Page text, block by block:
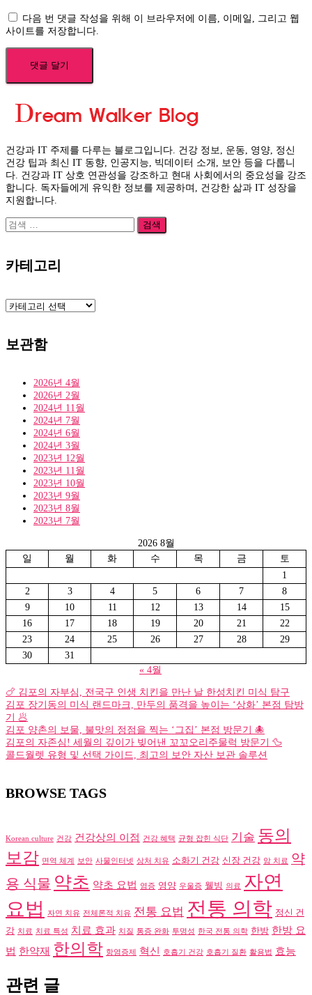
다음 번 댓글 작성을 위해 이 브라우저에 이름, 이메일, 그리고 웹
사이트를 저장합니다.
건강과 IT 주제를 다루는 블로그입니다. 건강 정보, 운동, 영양, 정신
건강 팁과 최신 IT 동향, 인공지능, 빅데이터 소개, 보안 등을 다룹니
다. 건강과 IT 상호 연관성을 강조하고 현대 사회에서의 중요성을 강조
합니다. 독자들에게 유익한 정보를 제공하며, 건강한 삶과 IT 성장을
지원합니다.
검
색:
카테고리
카
리
보관함
2026년 4월
2026년 2월
2024년 11월
2024년 7월
2024년 6월
2024년 3월
2023년 12월
2023년 11월
2023년 10월
2023년 9월
2023년 8월
2023년 7월
2026 8월
일
월 화 수 목 금
토
1
2
3 4 5 6 7
8
9
10 11 12 13 14
15
16
17 18 19 20 21
22
23
24 25 26 27 28
29
30
31
« 4월
🍗 김포의 자부심, 전국구 인생 치킨을 만난 날 한성치킨 미식 탐구
김포 장기동의 미식 랜드마크, 만두의 품격을 높이는 ‘상화’ 본점 탐방
기 🥟
김포 양촌의 보물, 불맛의 정점을 찍는 ‘그집’ 본점 방문기 🐙
김포의 자존심! 세월의 깊이가 빚어낸 꼬꼬오리주물럭 방문기 🦆
콜드월렛 유형 및 선택 가이드, 최고의 보안 자산 보관 솔루션
BROWSE TAGS
Korean culture 건강 건강상의 이점 건강 혜택 균형 잡힌 식단 기술 동의
보감 면역 체계 보안 사물인터넷 상처 치유 소화기 건강 신장 건강 암 치료
약
용 식물 약초 약초 요법 염증 영양 우울증 웰빙 의료
자연
요법
자연 치유 전체론적 치유 전통 요법 전통 의학 정신 건
강 치료 치료 특성 치료 효과 치질 통증 완화 투명성 한국 전통 의학 한방 한방 요
법 한약재 한의학 항염증제 혁신 호흡기 건강 호흡기 질환 활용법 효능
관련 글